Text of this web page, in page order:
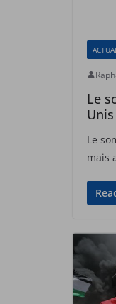
Le
Le
mais